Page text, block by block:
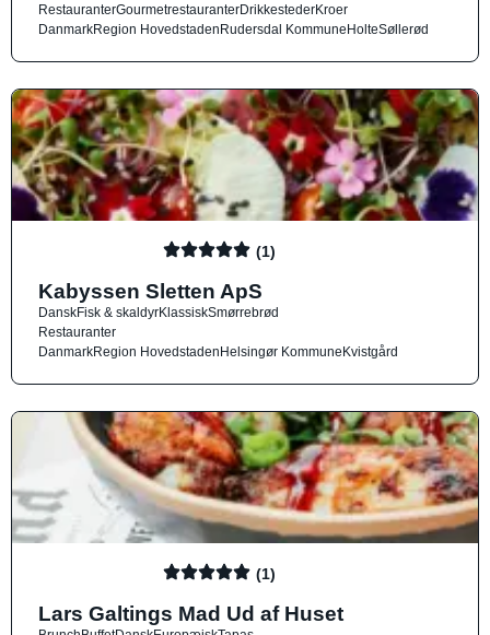
RestauranterGourmetrestauranterDrikkestederKroer
DanmarkRegion HovedstadenRudersdal KommuneHolteSøllerød
(1)
Kabyssen Sletten ApS
DanskFisk & skaldyrKlassiskSmørrebrød
Restauranter
DanmarkRegion HovedstadenHelsingør KommuneKvistgård
(1)
Lars Galtings Mad Ud af Huset